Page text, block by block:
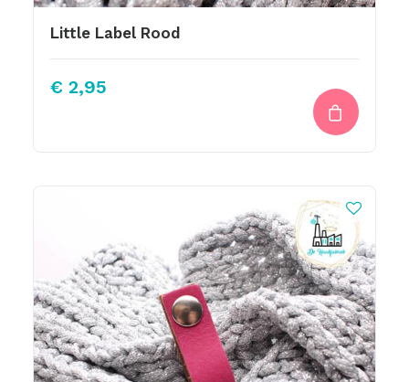
Little Label Rood
€ 2,95